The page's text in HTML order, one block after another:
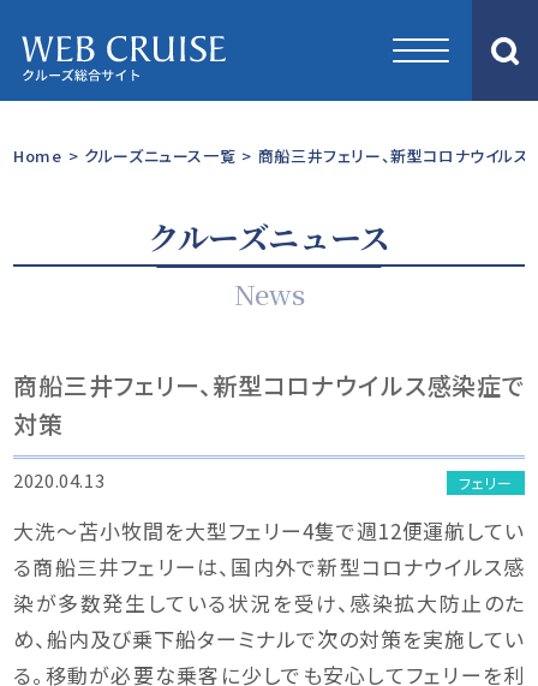
Home > クルーズニュース一覧 > 商船三井フェリー、新型コロナウイル
クルーズニュース
News
商船三井フェリー、新型コロナウイルス感染症で
対策
2020.04.13 フェリー
大洗～苫小牧間を大型フェリー4隻で週12便運航してい
る商船三井フェリーは、国内外で新型コロナウイルス感
染が多数発生している状況を受け、感染拡大防止のた
め、船内及び乗下船ターミナルで次の対策を実施してい
る。移動が必要な乗客に少しでも安心してフェリーを利